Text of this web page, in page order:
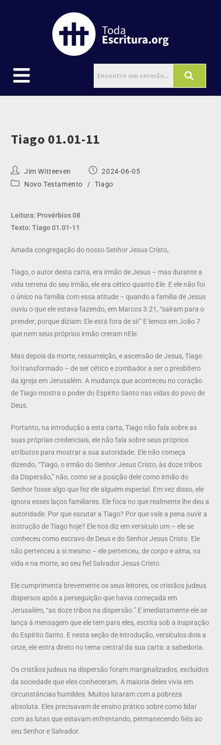
Tiago 01.01-11
Jim Witteeven
2024-06-05
Novo Testamento
/ Tiago
Leitura: Provérbios 08
Texto: Tiago 01.01-11
Amada congregação do nosso Senhor Jesus Cristo,
Tiago, o autor desta carta, era irmão de Jesus – mas durante a
vida terrena do seu irmão, ele era cético quanto Ele. E ele não foi
o único na família com essa atitude – quando a família de Jesus
ouviu o que ele estava fazendo, em Marcos 3.21, “saíram para o
prender; porque diziam: Ele está fora de si!” E lemos em João 7
que nem seus próprios irmão creram nEle.
Mas depois da morte, ressurreição, e ascensão de Jesus, Tiago
foi transformado – de ser cético e zombador a ser o presbítero
da igreja em Jerusalém. A mudança que aconteceu no coração
de Tiago mostra o poder do Espírito Santo nas vidas do povo de
Deus.
Portanto, na introdução a esta carta, Tiago não fala sobre as
suas próprias credenciais, ele não fala sobre seus próprios
atributos para mostrar a sua autoridade. Ele não começa
dizendo, “Tiago, o irmão do Senhor Jesus Cristo, às doze tribos
da Dispersão,” não, como se a posição dele como irmão do
Senhor fosse algo que fez ele alguém especial. Em vez disso, ele
ignora esses laços familiares. Ele foca no que realmente lhe deu a
autoridade. Por que escutar a Tiago? Por que vale a pena ouvir a
instrução de Tiago hoje? Ele nos diz em versículo um – ele se
conheceu como escravo de Deus e do Senhor Jesus Cristo. Ele
não pertenceu a si mesmo – ele pertenceu, de corpo e alma, na
vida e na morte, ao seu fiel Salvador Jesus Cristo.
Ele cumprimenta brevemente os seus leitores, os cristãos judeus
dispersos após a perseguição que havia começada em
Jerusalém, “as doze tribos na dispersão.” E imediatamente ele se
lança à mensagem que ele tem para eles, escrita sob a inspiração
do Espírito Santo. E nesta seção de introdução, versículos dois a
onze, ele entra direto no tema central da sua carta: a sabedoria.
Os cristãos judeus na dispersão foram marginalizados, excluídos
da sociedade que eles conheceram. A maioria deles vivia em
circunstâncias humildes. Muitos lutaram com a pobreza
absoluta. Eles precisavam de ensino prático sobre como lidar
com as lutas que estavam enfrentando, permanecendo fiéis ao
seu Senhor e Salvador.